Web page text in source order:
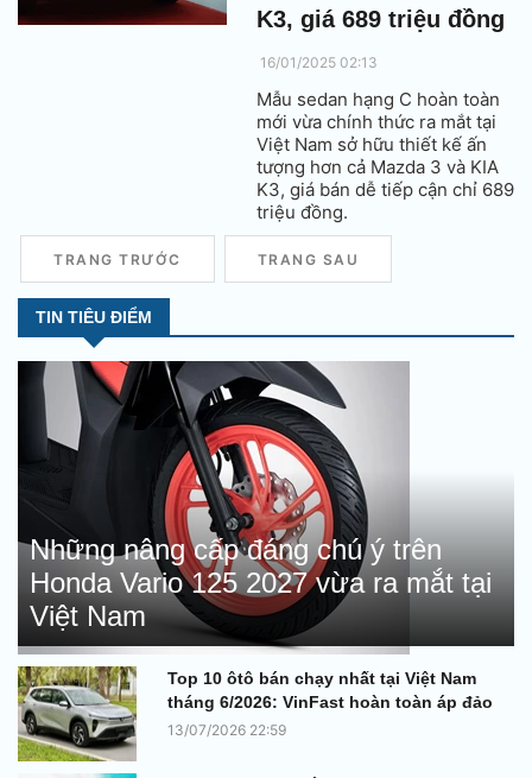
K3, giá 689 triệu đồng
16/01/2025 02:13
Mẫu sedan hạng C hoàn toàn
mới vừa chính thức ra mắt tại
Việt Nam sở hữu thiết kế ấn
tượng hơn cả Mazda 3 và KIA
K3, giá bán dễ tiếp cận chỉ 689
triệu đồng.
TRANG TRƯỚC TRANG SAU
TIN TIÊU ĐIỂM
Những nâng cấp đáng chú ý trên
Honda Vario 125 2027 vừa ra mắt tại
Việt Nam
Top 10 ôtô bán chạy nhất tại Việt Nam
tháng 6/2026: VinFast hoàn toàn áp đảo
13/07/2026 22:59